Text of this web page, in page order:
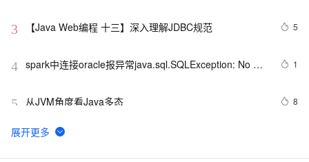
3 【Java Web编程 十三】深入理解JDBC规范 5
4 spark中连接oracle报异常java.sql.SQLException: No
1
5 从JVM角度看Java多态 8
6 WebKit  上的JS直接使用Java Bean